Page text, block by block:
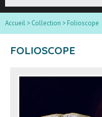
Accueil > Collection > Folioscope
FOLIOSCOPE